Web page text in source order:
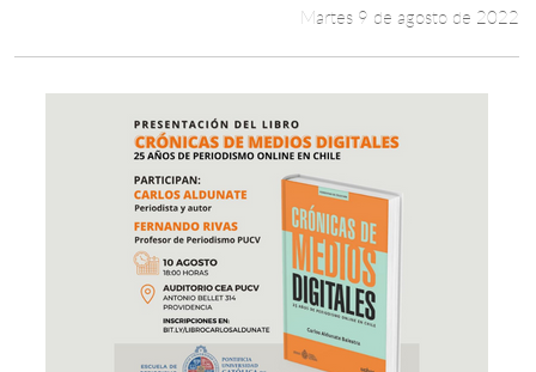
Alumni
Martes 9 de agosto de 2022